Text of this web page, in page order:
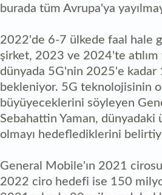
burada tüm Avrupa'ya
2022'de 6-7 ülkede faal hale
şirket, 2023 ve 2024'te atılım
dünyada 5G'nin 2025'e kadar
bekleniyor. 5G teknolojisinin
büyüyeceklerini söyleyen
Sebahattin Yaman, dünyadaki
olmayı hedeflediklerini
General Mobile'ın 2021
2022 ciro hedefi ise 150